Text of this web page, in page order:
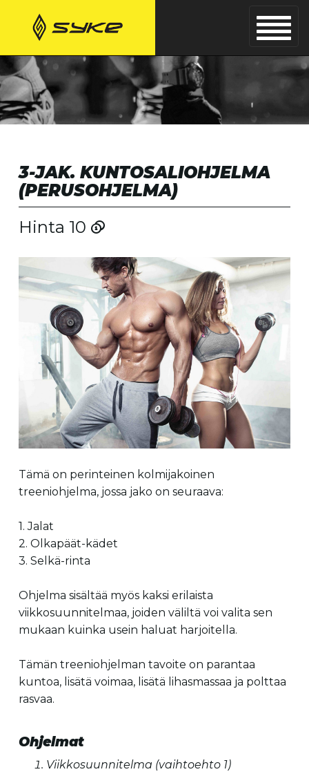
3-JAK. KUNTOSALIOHJELMA
(PERUSOHJELMA)
Hinta 10
Tämä on perinteinen kolmijakoinen
treeniohjelma, jossa jako on seuraava:
1. Jalat
2. Olkapäät-kädet
3. Selkä-rinta
Ohjelma sisältää myös kaksi erilaista
viikkosuunnitelmaa, joiden väliltä voi valita sen
mukaan kuinka usein haluat harjoitella.
Tämän treeniohjelman tavoite on parantaa
kuntoa, lisätä voimaa, lisätä lihasmassaa ja polttaa
rasvaa.
Ohjelmat
Viikkosuunnitelma (vaihtoehto 1)